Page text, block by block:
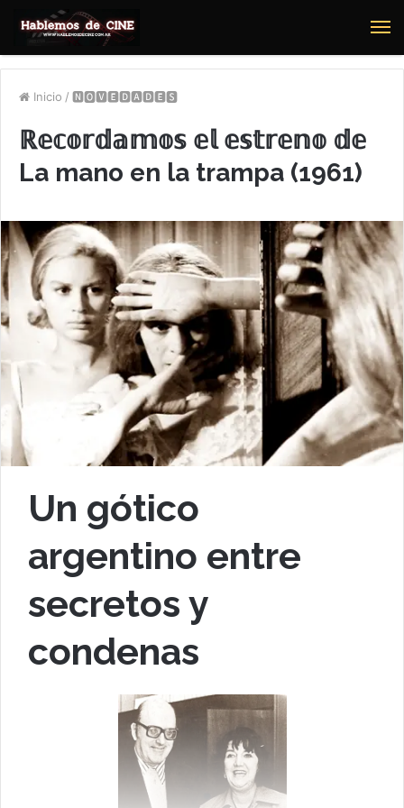
Inicio / 🅽🅾🆅🅴🅳🅰🅳🅴🆂
ℝ𝕖𝕔𝕠𝕣𝕕𝕒𝕞𝕠𝕤 𝕖𝕝 𝕖𝕤𝕥𝕣𝕖𝕟𝕠 𝕕𝕖
La mano en la trampa (1961)
Un gótico
argentino entre
secretos y
condenas